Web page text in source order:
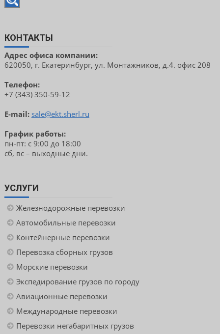
КОНТАКТЫ
Адрес офиса компании:
620050, г. Екатеринбург, ул. Монтажников, д.4. офис 208
Телефон:
+7 (343) 350-59-12
E-mail: sale@ekt.sherl.ru
График работы:
пн-пт: с 9:00 до 18:00
сб, вс – выходные дни.
УСЛУГИ
Железнодорожные перевозки
Автомобильные перевозки
Контейнерные перевозки
Перевозка сборных грузов
Морские перевозки
Экспедирование грузов по городу
Авиационные перевозки
Международные перевозки
Перевозки негабаритных грузов